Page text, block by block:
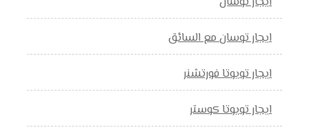
ايجار توسان مع السائق
ايجار تويوتا فورتشنر
ايجار تويوتا كوستر